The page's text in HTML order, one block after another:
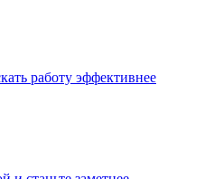
работу эффективнее